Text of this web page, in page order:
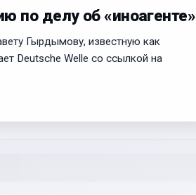
по делу об «иноагенте»
Гырдымову, известную как
Deutsche Welle со ссылкой на